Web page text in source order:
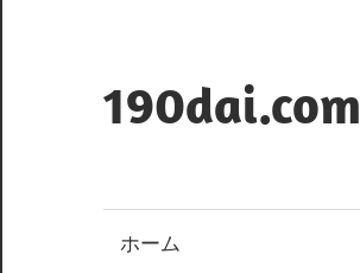
テ
ン
キ
190dai.com
ホーム